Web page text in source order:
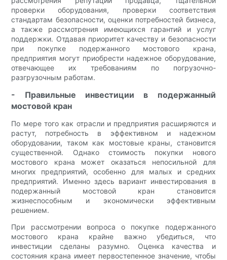
проверки оборудования, проверки соответствия
стандартам безопасности, оценки потребностей бизнеса,
а также рассмотрения имеющихся гарантий и услуг
поддержки. Отдавая приоритет качеству и безопасности
при покупке подержанного мостового крана,
предприятия могут приобрести надежное оборудование,
отвечающее их требованиям по погрузочно-
разгрузочным работам.
- Правильные инвестиции в подержанный
мостовой кран
По мере того как отрасли и предприятия расширяются и
растут, потребность в эффективном и надежном
оборудовании, таком как мостовые краны, становится
существенной. Однако стоимость покупки нового
мостового крана может оказаться непосильной для
многих предприятий, особенно для малых и средних
предприятий. Именно здесь вариант инвестирования в
подержанный мостовой кран становится
жизнеспособным и экономически эффективным
решением.
При рассмотрении вопроса о покупке подержанного
мостового крана крайне важно убедиться, что
инвестиции сделаны разумно. Оценка качества и
состояния крана имеет первостепенное значение, чтобы